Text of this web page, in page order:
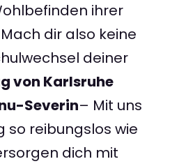
ihrer
dir also keine
deiner
von Karlsruhe
Severin– Mit uns
so reibungslos wie
dich mit